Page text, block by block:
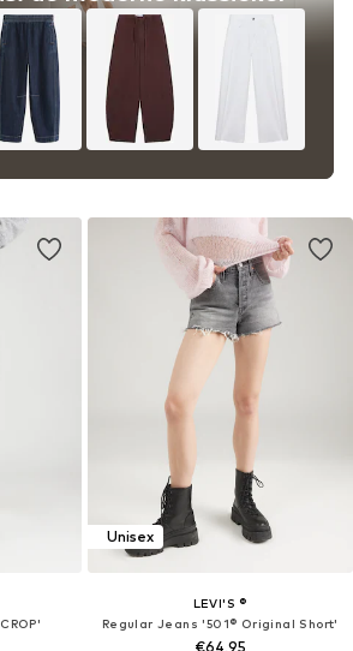
Unisex
LEVI'S ®
Regular Jeans '501® Original Short'
€64,95